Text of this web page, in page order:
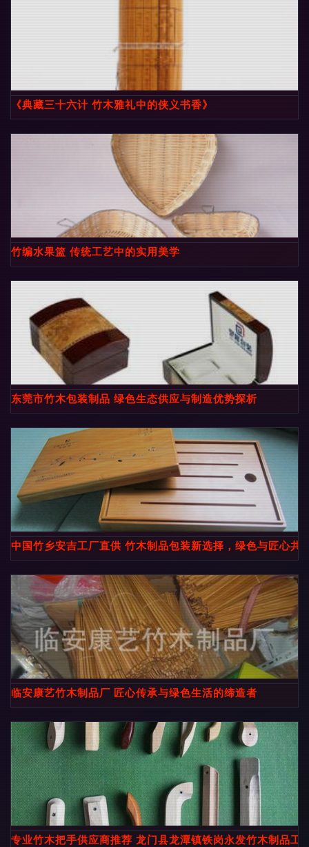
《典藏三十六计 竹木雅礼中的侠义书香》
竹编水果篮 传统工艺中的实用美学
东莞市竹木包装制品 绿色生态供应与制造优势探析
中国竹乡安吉工厂直供 竹木制品包装新选择，绿色与匠心共
临安康艺竹木制品厂 匠心传承与绿色生活的缔造者
专业竹木把手供应商推荐 龙门县龙潭镇铁岗永发竹木制品工